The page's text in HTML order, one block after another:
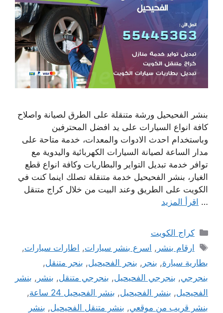
بنشر الفحيحيل ورشة متنقلة على الطرق لصيانة واصلاح
كافة انواع السيارات على يد افضل المحترفين
وباستخدام احدث الادوات والمعدات، خدمة متاحة على
مدار الساعة لصيانة السيارات الكهربائية واليدوية مع
توافر خدمة تبديل التواير والبطاريات وكافة انواع قطع
الغيار، بنشر الفحيحيل خدمة متنقلة تصلك اينما كنت في
الكويت على الطريق وعند البيت من خلال كراج متنقل
… اقرأ المزيد
التصنيفات
كراج الكويت
الوسوم
ارقام بنشر , اسرع بنشر سيارات, اطارات سيارات,
بطارية سيارة, بنجر , بنجر الفحيحيل, بنجر متنقل,
بنجرجي, بنجرجي الفحيحيل, بنجرجي متنقل, بنشر , بنشر
الفحيحيل, بنشر الفحيحيل, بنشر الفحيحيل 24 ساعة
,
بنشر قريب من موقعي, بنشر متنقل الفحيحيل, بنشر